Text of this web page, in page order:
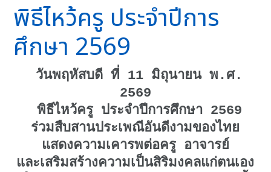
พิธีไหว้ครู ประจำปีการ
ศึกษา 2569
วันพฤหัสบดี ที่ 11 มิถุนายน พ.ศ.
2569
พิธีไหว้ครู ประจำปีการศึกษา 2569
ร่วมสืบสานประเพณีอันดีงามของไทย
แสดงความเคารพต่อครู อาจารย์
และเสริมสร้างความเป็นสิริมงคลแก่ตนเอง